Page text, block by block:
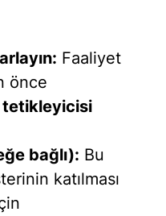
Faaliyet
önce
tetikleyicisi
bağlı): Bu
katılması